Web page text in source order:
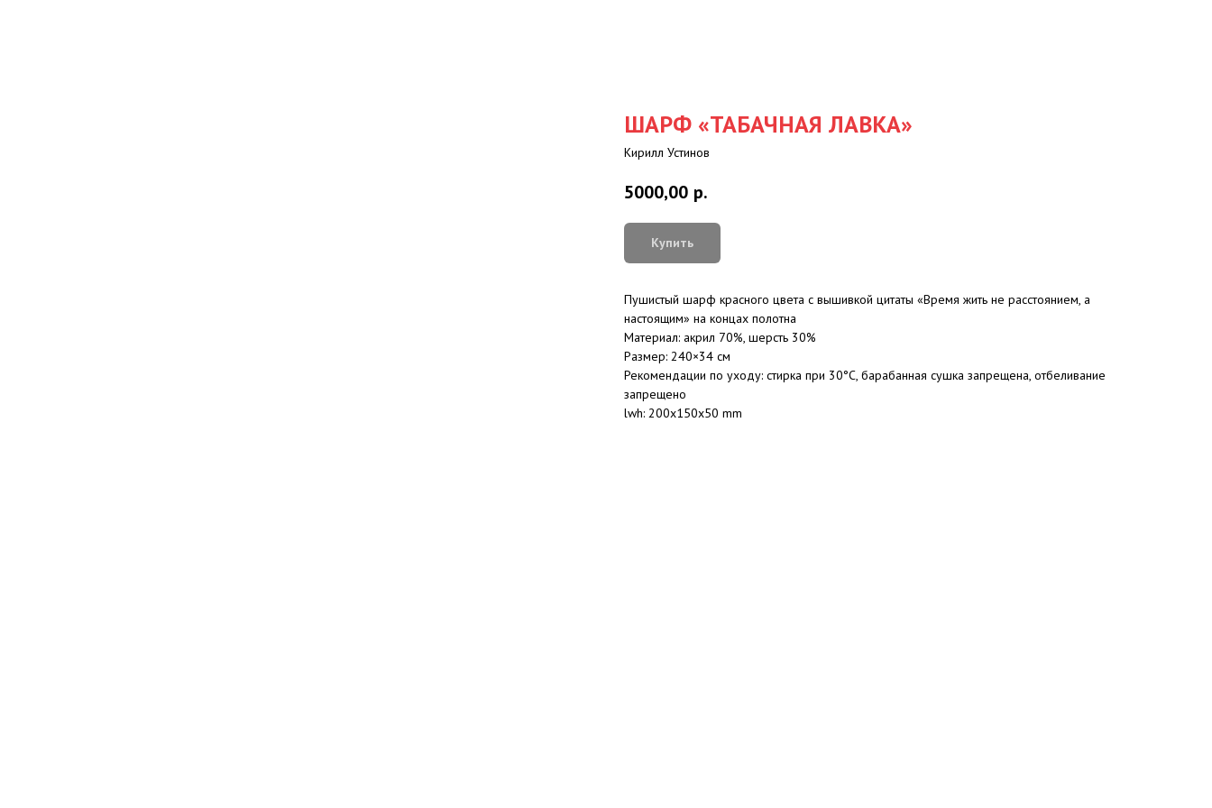
ШАРФ «ТАБАЧНАЯ ЛАВКА»
Кирилл Устинов
5000,00 р.
Купить
Пушистый шарф красного цвета с вышивкой цитаты «Время жить не расстоянием, а
настоящим» на концах полотна
Материал: акрил 70%, шерсть 30%
Размер: 240×34 см
Рекомендации по уходу: стирка при 30°C, барабанная сушка запрещена, отбеливание
запрещено
lwh: 200x150x50 mm